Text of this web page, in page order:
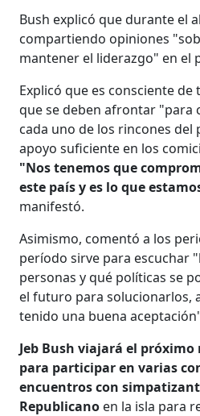
Bush explicó que durante el
compartiendo opiniones
mantener el liderazgo" en el
Explicó que es consciente
que se deben afrontar "para
cada uno de los rincones del
apoyo suficiente en los
"Nos tenemos que
este país y es lo que
manifestó.
Asimismo, comentó a los
período sirve para escuchar
personas y qué políticas se
el futuro para solucionarlos,
tenido una buena
Jeb Bush viajará el
para participar en varias
encuentros con
Republicano en la isla para